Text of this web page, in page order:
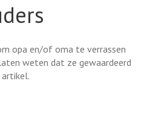
opa en/of oma te verrassen
weten dat ze gewaardeerd
artikel.